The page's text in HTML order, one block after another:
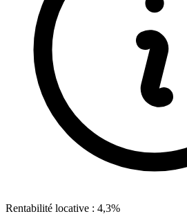
Rentabilité locative : 4,3%